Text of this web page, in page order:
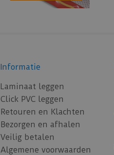
Informatie
Laminaat leggen
Click PVC leggen
Retouren en Klachten
Bezorgen en afhalen
Veilig betalen
Algemene voorwaarden